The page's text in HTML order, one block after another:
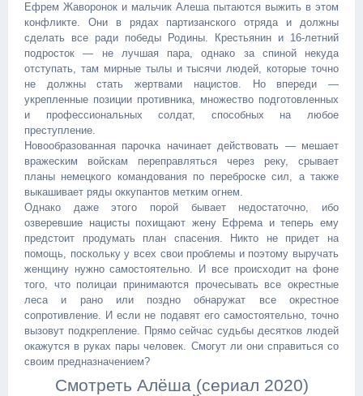
Ефрем Жаворонок и мальчик Алеша пытаются выжить в этом
конфликте. Они в рядах партизанского отряда и должны
сделать все ради победы Родины. Крестьянин и 16-летний
подросток — не лучшая пара, однако за спиной некуда
отступать, там мирные тылы и тысячи людей, которые точно
не должны стать жертвами нацистов. Но впереди —
укрепленные позиции противника, множество подготовленных
и профессиональных солдат, способных на любое
преступление.
Новообразованная парочка начинает действовать — мешает
вражеским войскам переправляться через реку, срывает
планы немецкого командования по переброске сил, а также
выкашивает ряды оккупантов метким огнем.
Однако даже этого порой бывает недостаточно, ибо
озверевшие нацисты похищают жену Ефрема и теперь ему
предстоит продумать план спасения. Никто не придет на
помощь, поскольку у всех свои проблемы и поэтому выручать
женщину нужно самостоятельно. И все происходит на фоне
того, что полицаи принимаются прочесывать все окрестные
леса и рано или поздно обнаружат все окрестное
сопротивление. И если не подавят его самостоятельно, точно
вызовут подкрепление. Прямо сейчас судьбы десятков людей
окажутся в руках пары человек. Смогут ли они справиться со
своим предназначением?
Смотреть Алёша (сериал 2020)